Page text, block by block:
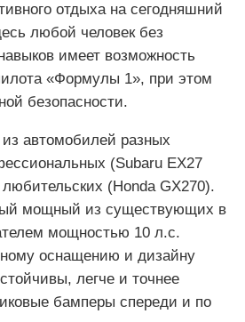
отдыха на сегодняшний
любой человек без
имеет возможность
«Формулы 1», при этом
безопасности.
из автомобилей разных
(Subaru EX27
(Honda GX270).
мощный из существующих в
мощностью 10 л.с.
оснащению и дизайну
легче и точнее
бамперы спереди и по